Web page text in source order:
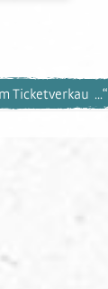
Ticketverkau ...“